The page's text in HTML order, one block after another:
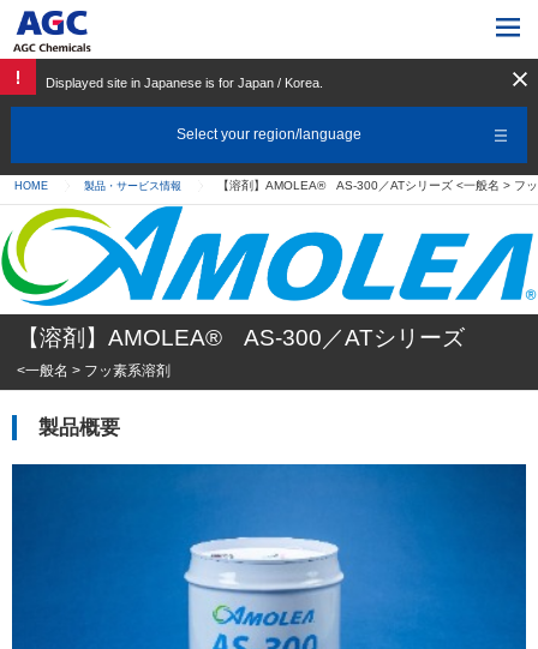
Displayed site in Japanese is for Japan / Korea.
Select your region/language
HOME 製品・サービス情報 【溶剤】AMOLEA® AS-300／ATシリーズ <一般名 > フ
【溶剤】AMOLEA® AS-300／ATシリーズ
<一般名 > フッ素系溶剤
製品概要